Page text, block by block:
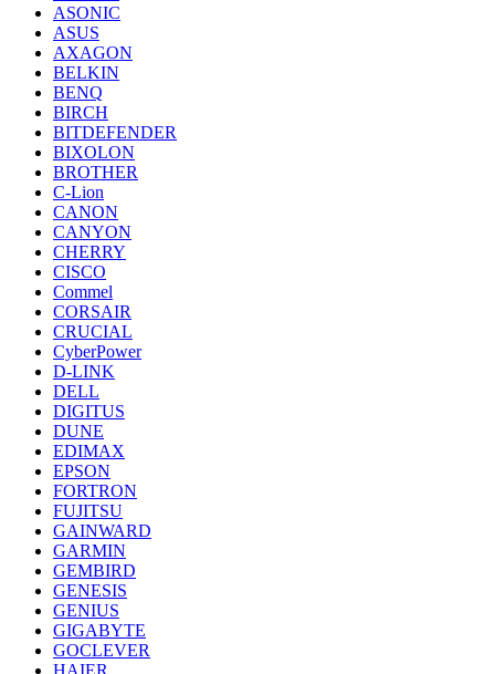
ASONIC
ASUS
AXAGON
BELKIN
BENQ
BIRCH
BITDEFENDER
BIXOLON
BROTHER
C-Lion
CANON
CANYON
CHERRY
CISCO
Commel
CORSAIR
CRUCIAL
CyberPower
D-LINK
DELL
DIGITUS
DUNE
EDIMAX
EPSON
FORTRON
FUJITSU
GAINWARD
GARMIN
GEMBIRD
GENESIS
GENIUS
GIGABYTE
GOCLEVER
HAIER